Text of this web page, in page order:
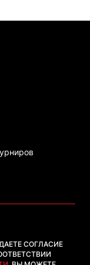
СОГЛАСИЕ